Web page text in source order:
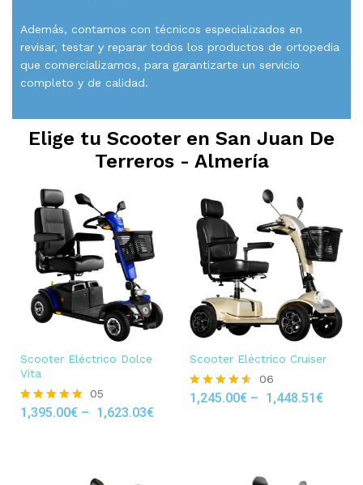
Además, contamos con técnicos especializados en
revisar, testar y reparar todos los productos de ortopedia
que comercializamos, para garantizarte un servicio
completo y de calidad.
Elige tu Scooter en San Juan De
Terreros - Almería
Scooter Eléctrico Dolce
Vita
Rated
05
1,395.00€ – 1,623.03€
Scooter Eléctrico Cruiser
Rated
06
1,245.00€ – 1,448.51€